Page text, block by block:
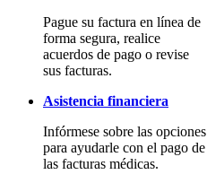
Pague su factura en línea de
forma segura, realice
acuerdos de pago o revise
sus facturas.
Asistencia financiera
Infórmese sobre las opciones
para ayudarle con el pago de
las facturas médicas.